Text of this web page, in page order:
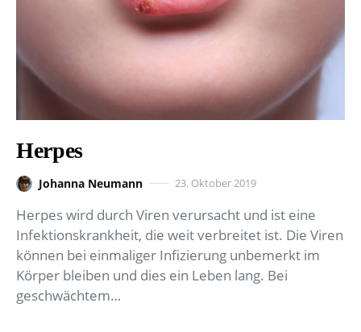
Herpes
Johanna Neumann 23. Oktober 2019
Herpes wird durch Viren verursacht und ist eine
Infektionskrankheit, die weit verbreitet ist. Die Viren
können bei einmaliger Infizierung unbemerkt im
Körper bleiben und dies ein Leben lang. Bei
geschwächtem…